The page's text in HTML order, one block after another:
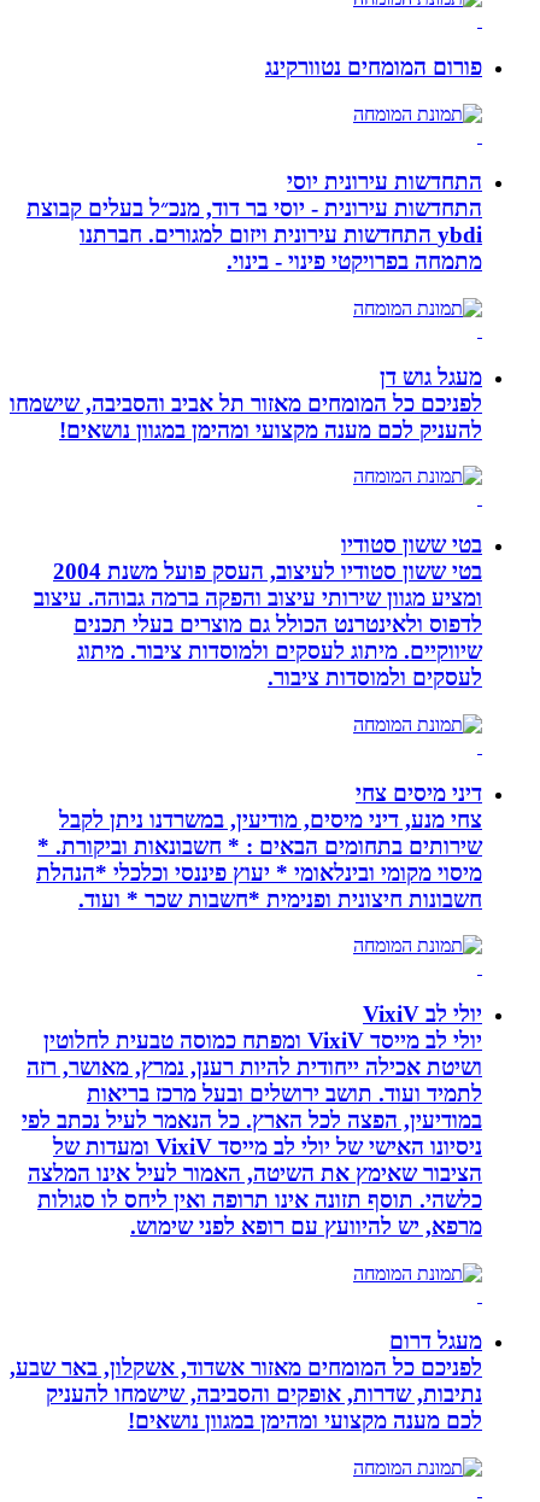
פורום המומחים נטוורקינג
התחדשות עירונית יוסי
התחדשות עירונית - יוסי בר דוד, מנכ״ל בעלים קבוצת
ybdi התחדשות עירונית ויזום למגורים. חברתנו
מתמחה בפרויקטי פינוי - בינוי.
מעגל גוש דן
לפניכם כל המומחים מאזור תל אביב והסביבה, שישמחו
להעניק לכם מענה מקצועי ומהימן במגוון נושאים!
בטי ששון סטודיו
בטי ששון סטודיו לעיצוב, העסק פועל משנת 2004
ומציע מגוון שירותי עיצוב והפקה ברמה גבוהה. עיצוב
לדפוס ולאינטרנט הכולל גם מוצרים בעלי תכנים
שיווקיים. מיתוג לעסקים ולמוסדות ציבור. מיתוג
לעסקים ולמוסדות ציבור.
דיני מיסים צחי
צחי מנע, דיני מיסים, מודיעין, במשרדנו ניתן לקבל
שירותים בתחומים הבאים : * חשבונאות וביקורת. *
מיסוי מקומי ובינלאומי * יעוץ פיננסי וכלכלי *הנהלת
חשבונות חיצונית ופנימית *חשבות שכר * ועוד.
יולי לב VixiV
יולי לב מייסד VixiV ומפתח כמוסה טבעית לחלוטין
ושיטת אכילה ייחודית להיות רענן, נמרץ, מאושר, רזה
לתמיד ועוד. תושב ירושלים ובעל מרכז בריאות
במודיעין, הפצה לכל הארץ. כל הנאמר לעיל נכתב לפי
ניסיונו האישי של יולי לב מייסד VixiV ומעדות של
הציבור שאימץ את השיטה, האמור לעיל אינו המלצה
כלשהי. תוסף תזונה אינו תרופה ואין ליחס לו סגולות
מרפא, יש להיוועץ עם רופא לפני שימוש.
מעגל דרום
לפניכם כל המומחים מאזור אשדוד, אשקלון, באר שבע,
נתיבות, שדרות, אופקים והסביבה, שישמחו להעניק
לכם מענה מקצועי ומהימן במגוון נושאים!